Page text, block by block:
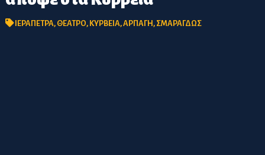
ΙΕΡΑΠΕΤΡΑ, ΘΕΑΤΡΟ, ΚΥΡΒΕΙΑ,ΑΡΠΑΓΗ, ΣΜΑΡΑΓΔΩΣ